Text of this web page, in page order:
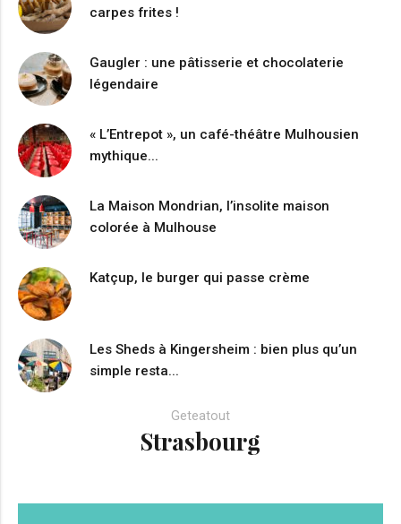
carpes frites !
Gaugler : une pâtisserie et chocolaterie
légendaire
« L’Entrepot », un café-théâtre Mulhousien
mythique...
La Maison Mondrian, l’insolite maison
colorée à Mulhouse
Katçup, le burger qui passe crème
Les Sheds à Kingersheim : bien plus qu’un
simple resta...
Geteatout
Strasbourg